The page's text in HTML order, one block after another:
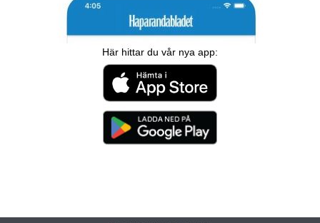
Här hittar du vår nya app: